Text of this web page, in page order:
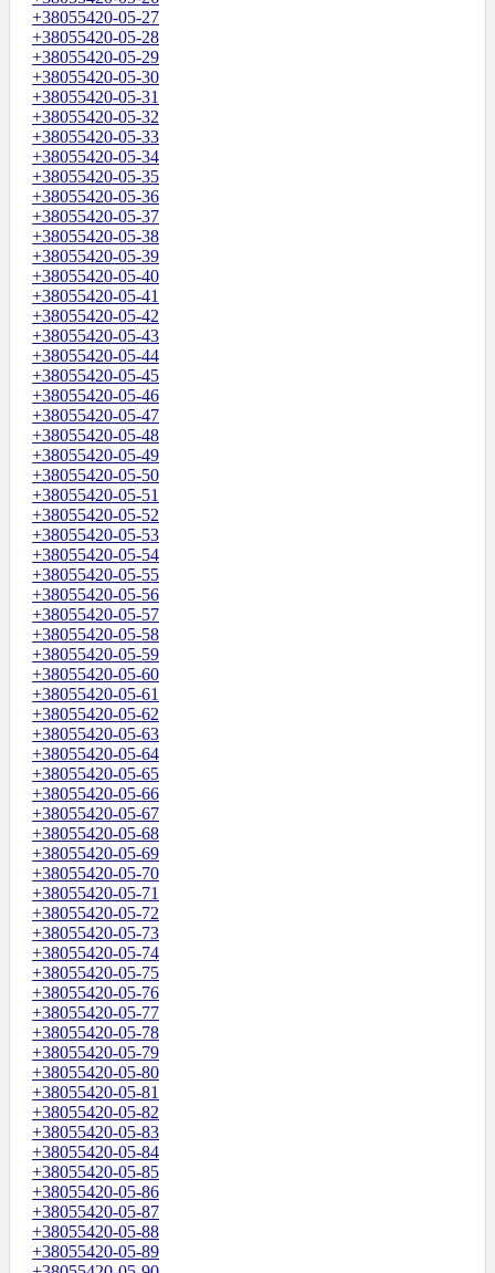
+38055420-05-27
+38055420-05-28
+38055420-05-29
+38055420-05-30
+38055420-05-31
+38055420-05-32
+38055420-05-33
+38055420-05-34
+38055420-05-35
+38055420-05-36
+38055420-05-37
+38055420-05-38
+38055420-05-39
+38055420-05-40
+38055420-05-41
+38055420-05-42
+38055420-05-43
+38055420-05-44
+38055420-05-45
+38055420-05-46
+38055420-05-47
+38055420-05-48
+38055420-05-49
+38055420-05-50
+38055420-05-51
+38055420-05-52
+38055420-05-53
+38055420-05-54
+38055420-05-55
+38055420-05-56
+38055420-05-57
+38055420-05-58
+38055420-05-59
+38055420-05-60
+38055420-05-61
+38055420-05-62
+38055420-05-63
+38055420-05-64
+38055420-05-65
+38055420-05-66
+38055420-05-67
+38055420-05-68
+38055420-05-69
+38055420-05-70
+38055420-05-71
+38055420-05-72
+38055420-05-73
+38055420-05-74
+38055420-05-75
+38055420-05-76
+38055420-05-77
+38055420-05-78
+38055420-05-79
+38055420-05-80
+38055420-05-81
+38055420-05-82
+38055420-05-83
+38055420-05-84
+38055420-05-85
+38055420-05-86
+38055420-05-87
+38055420-05-88
+38055420-05-89